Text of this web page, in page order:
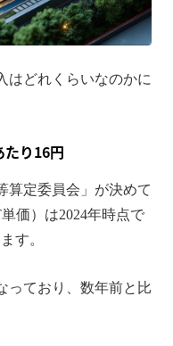
はどれくらいなのかに
り16円
算定委員会」が決めて
価）は2024年時点で
す。
っており、数年前と比